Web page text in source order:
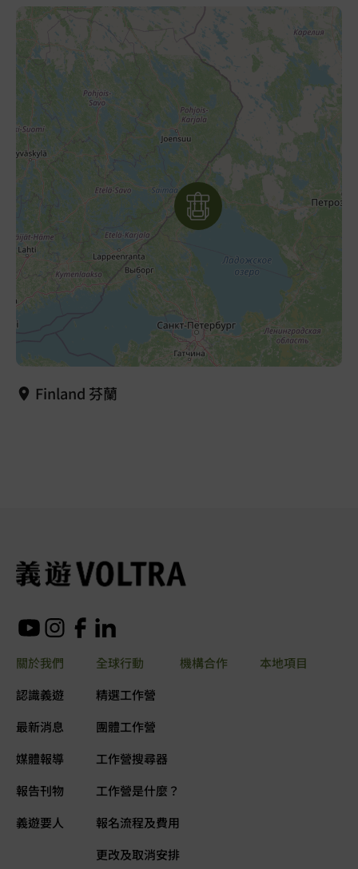
Finland 芬蘭
關於我們
認識義遊
最新消息
媒體報導
報告刊物
義遊要人
全球行動
精選工作營
團體工作營
工作營搜尋器
工作營是什麼？
報名流程及費用
更改及取消安排
本地項目
機構合作